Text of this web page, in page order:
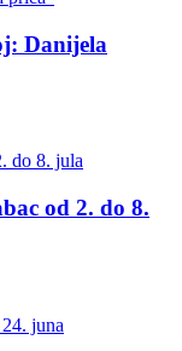
Danijela
od 2. do 8.